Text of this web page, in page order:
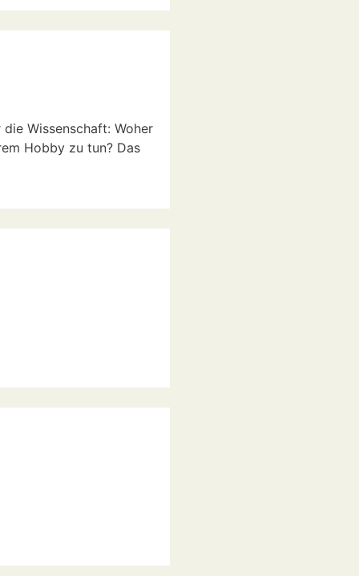
Wissenschaft: Woher
Hobby zu tun? Das